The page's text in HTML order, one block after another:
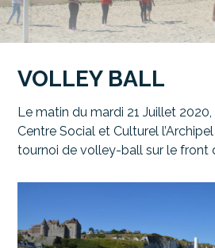
VOLLEY BALL
Le matin du mardi 21 Juillet
Centre Social et Culturel
tournoi de volley-ball sur le front